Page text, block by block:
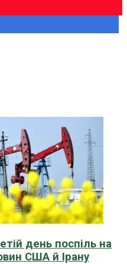
день поспіль на
США й Ірану